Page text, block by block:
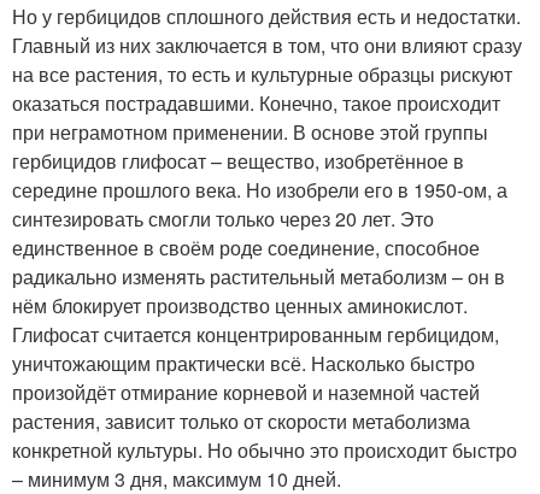
Но у гербицидов сплошного действия есть и недостатки.
Главный из них заключается в том, что они влияют сразу
на все растения, то есть и культурные образцы рискуют
оказаться пострадавшими. Конечно, такое происходит
при неграмотном применении. В основе этой группы
гербицидов глифосат – вещество, изобретённое в
середине прошлого века. Но изобрели его в 1950-ом, а
синтезировать смогли только через 20 лет. Это
единственное в своём роде соединение, способное
радикально изменять растительный метаболизм – он в
нём блокирует производство ценных аминокислот.
Глифосат считается концентрированным гербицидом,
уничтожающим практически всё. Насколько быстро
произойдёт отмирание корневой и наземной частей
растения, зависит только от скорости метаболизма
конкретной культуры. Но обычно это происходит быстро
– минимум 3 дня, максимум 10 дней.